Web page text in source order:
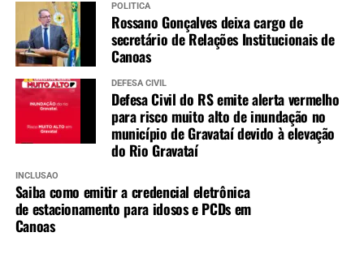
POLÍTICA
Rossano Gonçalves deixa cargo de
secretário de Relações Institucionais de
Canoas
DEFESA CIVIL
Defesa Civil do RS emite alerta vermelho
para risco muito alto de inundação no
município de Gravataí devido à elevação
do Rio Gravataí
INCLUSÃO
Saiba como emitir a credencial eletrônica
de estacionamento para idosos e PCDs em
Canoas